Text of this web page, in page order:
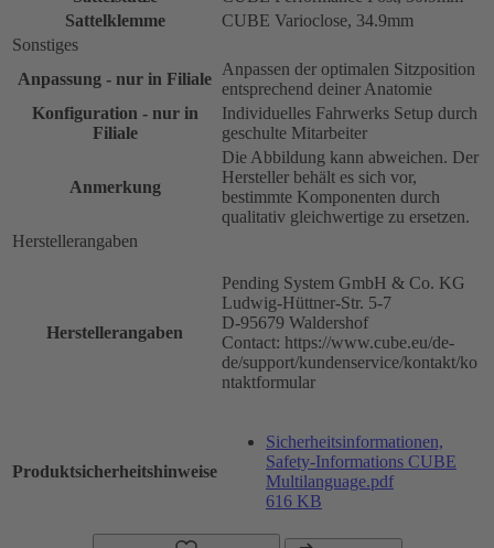
Sattelklemme
CUBE Varioclose, 34.9mm
Sonstiges
Anpassung - nur in Filiale
Anpassen der optimalen Sitzposition
entsprechend deiner Anatomie
Konfiguration - nur in
Filiale
Individuelles Fahrwerks Setup durch
geschulte Mitarbeiter
Anmerkung
Die Abbildung kann abweichen. Der
Hersteller behält es sich vor,
bestimmte Komponenten durch
qualitativ gleichwertige zu ersetzen.
Herstellerangaben
Herstellerangaben
Pending System GmbH & Co. KG
Ludwig-Hüttner-Str. 5-7
D-95679 Waldershof
Contact: https://www.cube.eu/de-
de/support/kundenservice/kontakt/ko
ntaktformular
Produktsicherheitshinweise
Sicherheitsinformationen,
Safety-Informations CUBE
Multilanguage.pdf
616 KB